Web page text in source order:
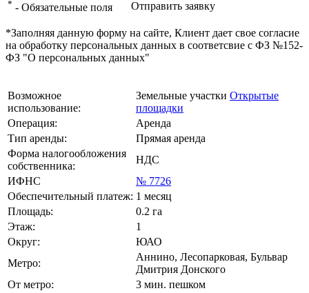
* - Обязательные поля Отправить заявку
*Заполняя данную форму на сайте, Клиент дает свое согласие
на обработку персональных данных в соответсвие с ФЗ №152-
ФЗ "О персональных данных"
Возможное
использование:
Земельные участки Открытые
площадки
Операция:
Аренда
Тип аренды:
Прямая аренда
Форма налогообложения
собственника:
НДС
ИФНС
№ 7726
Обеспечительный платеж: 1 месяц
Площадь:
0.2 га
Этаж:
1
Округ:
ЮАО
Метро:
Аннино, Лесопарковая, Бульвар
Дмитрия Донского
От метро:
3 мин. пешком